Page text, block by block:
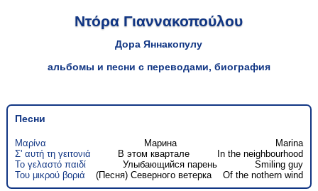
Ντόρα Γιαννακοπούλου
Дора Яннакопулу
альбомы и песни с переводами, биография
Песни
Μαρίνα Марина
Marina
Σ' αυτή τη γειτονιά
В этом квартале
In the neighbourhood
Το γελαστό παιδί
Улыбающийся парень
Smiling guy
Του μικρού βοριά
(Песня) Северного ветерка Of the nothern wind